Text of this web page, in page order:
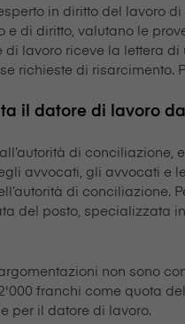
in diritto del lavoro
di diritto, valutano le
lavoro riceve la lettera
richieste di risarcimento.
il datore di lavoro
di
avvocati, gli avvocati e
di conciliazione.
del posto, specializzata
non sono
franchi come quota
per il datore di lavoro.